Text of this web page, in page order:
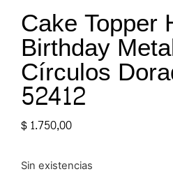
Cake Topper
Birthday
Círculos
52412
$1.750,00
Sin existencias